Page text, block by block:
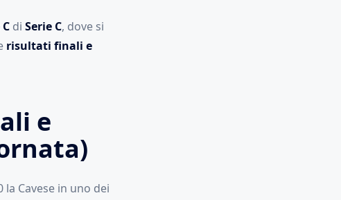
di Serie C, dove si
risultati finali e
e
Cavese in uno dei